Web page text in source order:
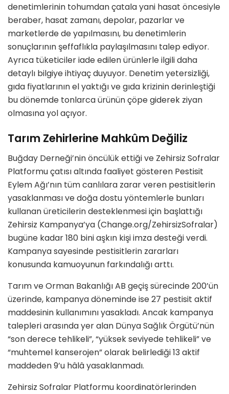
denetimlerinin tohumdan çatala yani hasat öncesiyle
beraber, hasat zamanı, depolar, pazarlar ve
marketlerde de yapılmasını, bu denetimlerin
sonuçlarının şeffaflıkla paylaşılmasını talep ediyor.
Ayrıca tüketiciler iade edilen ürünlerle ilgili daha
detaylı bilgiye ihtiyaç duyuyor. Denetim yetersizliği,
gıda fiyatlarının el yaktığı ve gıda krizinin derinleştiği
bu dönemde tonlarca ürünün çöpe giderek ziyan
olmasına yol açıyor.
Tarım Zehirlerine Mahkûm Değiliz
Buğday Derneği’nin öncülük ettiği ve Zehirsiz Sofralar
Platformu çatısı altında faaliyet gösteren Pestisit
Eylem Ağı’nın tüm canlılara zarar veren pestisitlerin
yasaklanması ve doğa dostu yöntemlerle bunları
kullanan üreticilerin desteklenmesi için başlattığı
Zehirsiz Kampanya’ya (Change.org/ZehirsizSofralar)
bugüne kadar 180 bini aşkın kişi imza desteği verdi.
Kampanya sayesinde pestisitlerin zararları
konusunda kamuoyunun farkındalığı arttı.
Tarım ve Orman Bakanlığı AB geçiş sürecinde 200’ün
üzerinde, kampanya döneminde ise 27 pestisit aktif
maddesinin kullanımını yasakladı. Ancak kampanya
talepleri arasında yer alan Dünya Sağlık Örgütü’nün
“son derece tehlikeli”, “yüksek seviyede tehlikeli” ve
“muhtemel kanserojen” olarak belirlediği 13 aktif
maddeden 9’u hâlâ yasaklanmadı.
Zehirsiz Sofralar Platformu koordinatörlerinden